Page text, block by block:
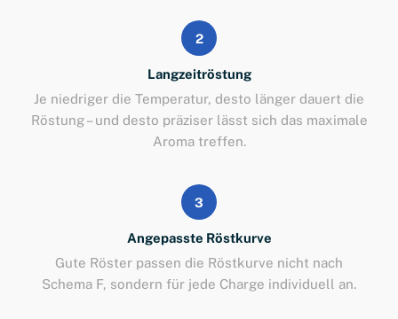
2
Langzeitröstung
Je niedriger die Temperatur, desto länger dauert die
Röstung – und desto präziser lässt sich das maximale
Aroma treffen.
3
Angepasste Röstkurve
Gute Röster passen die Röstkurve nicht nach
Schema F, sondern für jede Charge individuell an.